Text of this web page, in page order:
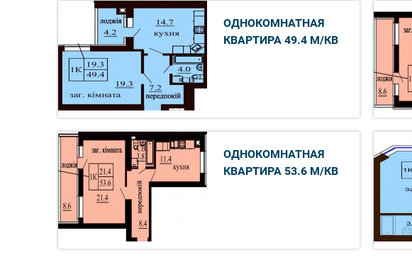
ОДНОКОМНАТНАЯ
КВАРТИРА 49.4 М/КВ
ОДНОКОМНАТНАЯ
КВАРТИРА 53.6 М/КВ